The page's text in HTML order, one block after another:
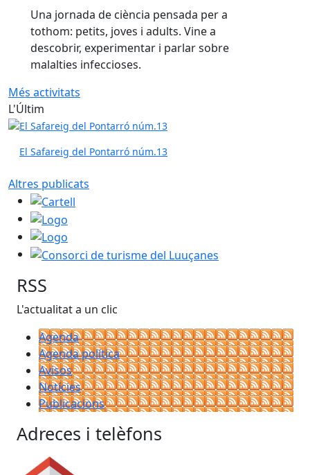
malalties infeccioses.
Més activitats
L'Últim
El Safareig del Pontarró núm.13
Cartell
Logo
Consorci de turisme del Luuçanes
RSS
L'actualitat a un clic
Agenda
Agenda política
Avisos
Notícies
Publicacions
Adreces i telèfons